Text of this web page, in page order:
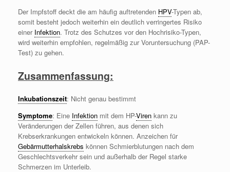
Der Impfstoff deckt die am häufig auftretenden HPV-Typen ab,
somit besteht jedoch weiterhin ein deutlich verringertes Risiko
einer Infektion. Trotz des Schutzes vor den Hochrisiko-Typen,
wird weiterhin empfohlen, regelmäßig zur Voruntersuchung (PAP-
Test) zu gehen.
Zusammenfassung:
Inkubationszeit: Nicht genau bestimmt
Symptome: Eine Infektion mit dem HP-Viren kann zu
Veränderungen der Zellen führen, aus denen sich
Krebserkrankungen entwickeln können. Anzeichen für
Gebärmutterhalskrebs können Schmierblutungen nach dem
Geschlechtsverkehr sein und außerhalb der Regel starke
Schmerzen im Unterleib.